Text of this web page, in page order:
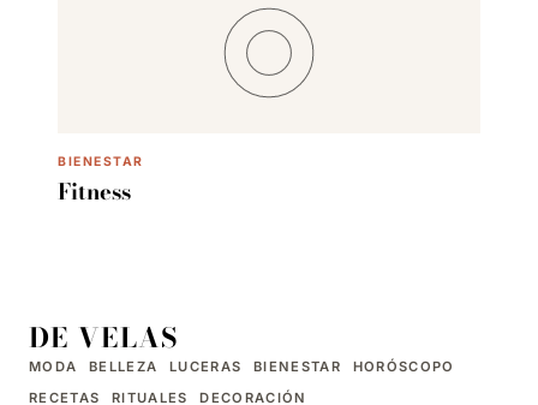
BIENESTAR
Fitness
DE VELAS
MODA BELLEZA LUCERAS BIENESTAR
HORÓSCOPO
RECETAS
RITUALES DECORACIÓN